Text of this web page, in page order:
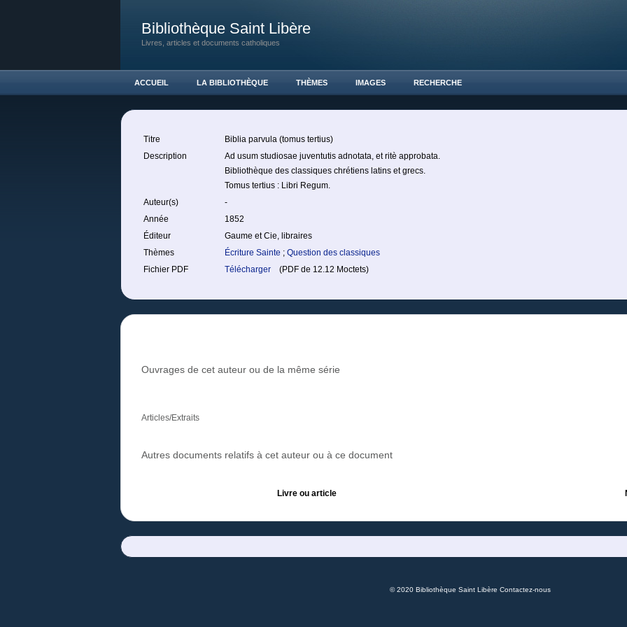
Bibliothèque Saint Libère
Livres, articles et documents catholiques
ACCUEIL LA BIBLIOTHÈQUE THÈMES IMAGES RECHERCHE
Titre
Biblia parvula (tomus tertius)
Description
Ad usum studiosae juventutis adnotata, et ritè approbata.
Bibliothèque des classiques chrétiens latins et grecs.
Tomus tertius : Libri Regum.
Auteur(s)
-
Année
1852
Éditeur
Gaume et Cie, libraires
Thèmes
Écriture Sainte ; Question des classiques
Fichier PDF
Télécharger (PDF de 12.12 Moctets)
Ouvrages de cet auteur ou de la même série
Articles/Extraits
Autres documents relatifs à cet auteur ou à ce document
Livre ou article
© 2020 Bibliothèque Saint Libère Contactez-nous